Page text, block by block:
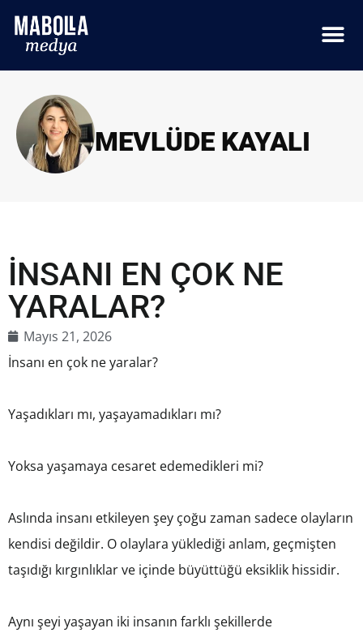
MEVLÜDE KAYALI
İNSANI EN ÇOK NE
YARALAR?
Mayıs 21, 2026
İnsanı en çok ne yaralar?
Yaşadıkları mı, yaşayamadıkları mı?
Yoksa yaşamaya cesaret edemedikleri mi?
Aslında insanı etkileyen şey çoğu zaman sadece olayların
kendisi değildir. O olaylara yüklediği anlam, geçmişten
taşıdığı kırgınlıklar ve içinde büyüttüğü eksiklik hissidir.
Aynı şeyi yaşayan iki insanın farklı şekillerde